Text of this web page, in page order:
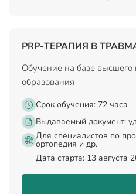
PRP-ТЕРАПИЯ В
Обучение на базе высшего
образования
Срок обучения: 72 часа
Выдаваемый документ:
Для специалистов по
ортопедия и др.
Дата старта: 13 августа